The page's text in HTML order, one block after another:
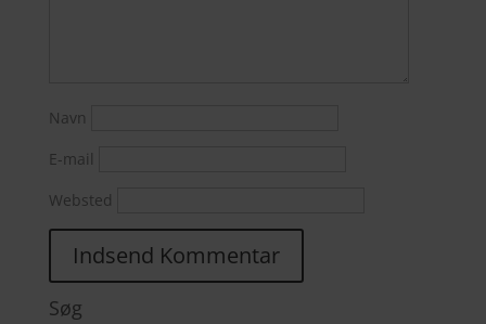
Navn
E-mail
Websted
Søg